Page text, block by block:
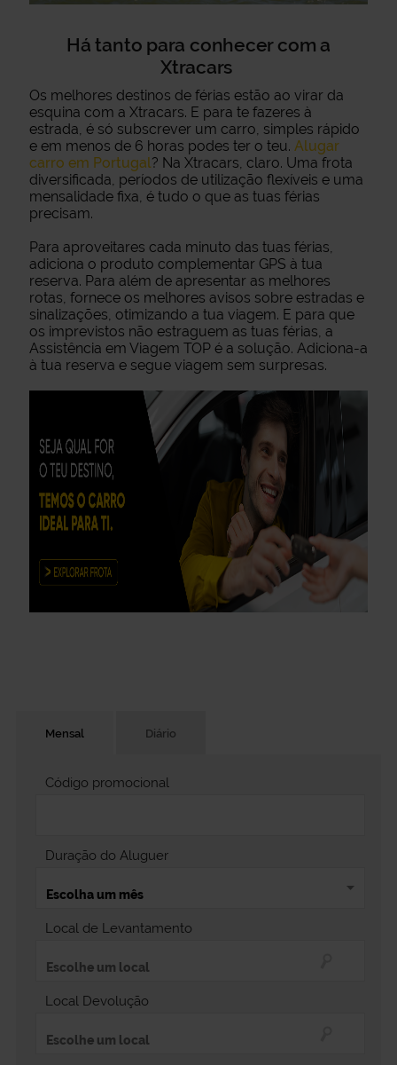
Mensal Diário
Local de Levantamento
Local Devolução
Duração do Aluguer
Código promocional
Há tanto para conhecer com a
Xtracars
Os melhores destinos de férias estão ao virar da
esquina com a Xtracars. E para te fazeres à
estrada, é só subscrever um carro, simples rápido
e em menos de 6 horas podes ter o teu. Alugar
carro em Portugal? Na Xtracars, claro. Uma frota
diversificada, períodos de utilização flexíveis e uma
mensalidade fixa, é tudo o que as tuas férias
precisam.
Para aproveitares cada minuto das tuas férias,
adiciona o produto complementar GPS à tua
reserva. Para além de apresentar as melhores
rotas, fornece os melhores avisos sobre estradas e
sinalizações, otimizando a tua viagem. E para que
os imprevistos não estraguem as tuas férias, a
Assistência em Viagem TOP é a solução. Adiciona-a
à tua reserva e segue viagem sem surpresas.